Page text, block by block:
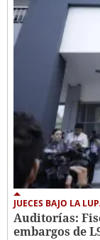
JUECES BAJO LA
Auditorías:
embargos de